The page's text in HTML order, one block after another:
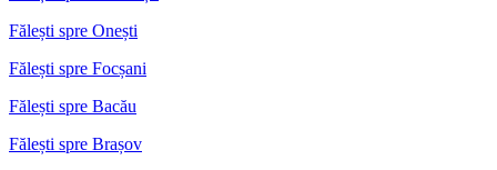
Fălești spre Onești
Fălești spre Focșani
Fălești spre Bacău
Fălești spre Brașov